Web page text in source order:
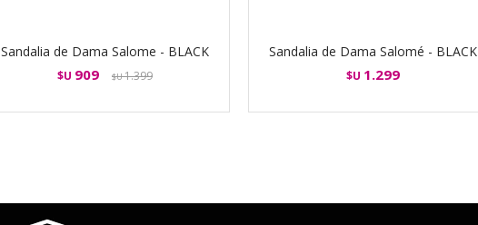
Sandalia de Dama Salome - BLACK
$U 909 $U1.399
Sandalia de Dama Salomé - BLACK
$U 1.299